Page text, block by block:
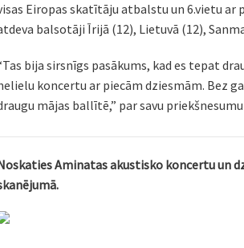
Eiropas skatītāju atbalstu un 6.vietu ar
balsotāji Īrijā (12), Lietuvā (12),
bija sirsnīgs pasākums, kad es tepat
koncertu ar piecām dziesmām. Bez
mājas ballītē,” par savu
Aminatas akustisko koncertu un